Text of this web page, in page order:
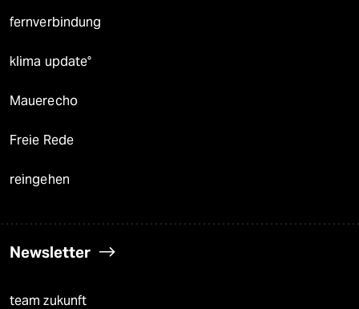
fernverbindung
klima update°
Mauerecho
Freie Rede
reingehen
Newsletter
team zukunft